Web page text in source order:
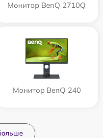
Монитор BenQ 2710Q
Монитор BenQ 240